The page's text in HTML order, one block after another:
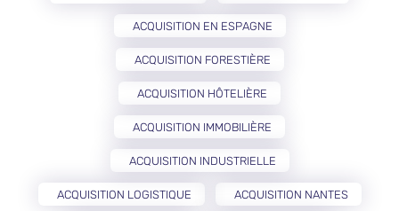
ACQUISITION EN ESPAGNE
ACQUISITION FORESTIÈRE
ACQUISITION HÔTELIÈRE
ACQUISITION IMMOBILIÈRE
ACQUISITION INDUSTRIELLE
ACQUISITION LOGISTIQUE ACQUISITION NANTES